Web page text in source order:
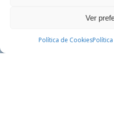
Ver
Política de Cookies
CONTACTAR